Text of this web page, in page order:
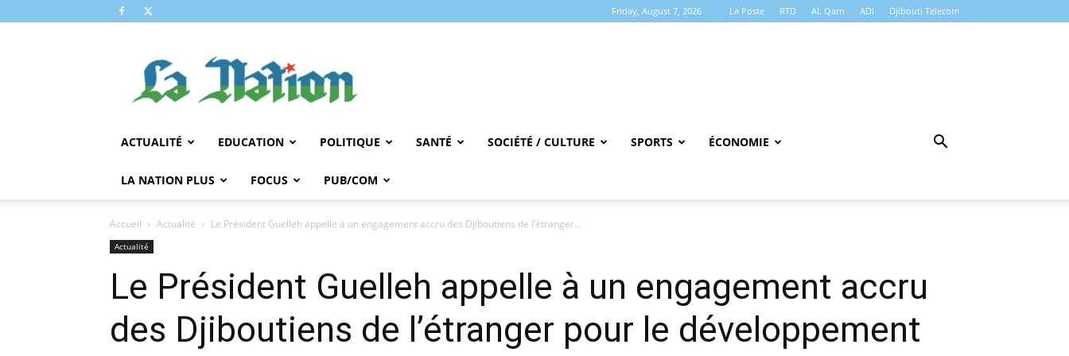
Friday, August 7, 2026 La Poste RTD AL Qarn ADI Djibouti Telecom
NATION
ACTUALITÉ EDUCATION POLITIQUE SANTÉ SOCIÉTÉ / CULTURE SPORTS ÉCONOMIE
LA NATION PLUS FOCUS PUB/COM
Accueil Actualité Le Président Guelleh appelle à un engagement accru des Djiboutiens de l’étranger...
Actualité
Le Président Guelleh appelle à un engagement accru
des Djiboutiens de l’étranger pour le développement